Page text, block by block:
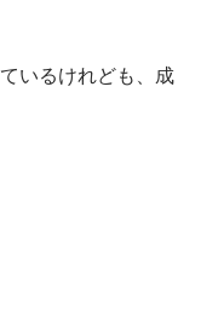
いるけれども、成